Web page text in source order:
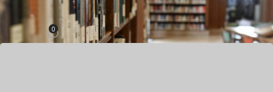
Opens in Raleigh
hikma-manager تشغيل يوليو 22, 2020
0